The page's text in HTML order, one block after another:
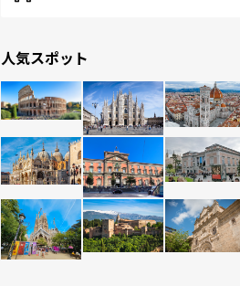
人気スポット